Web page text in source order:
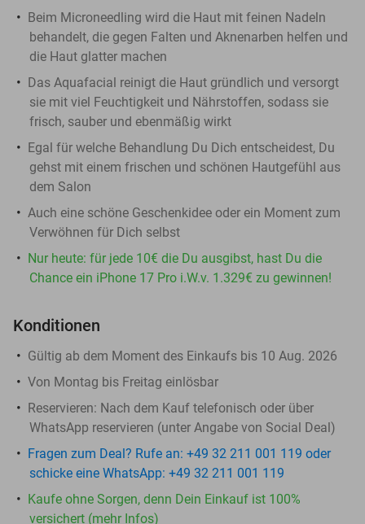
Beim Microneedling wird die Haut mit feinen Nadeln
behandelt, die gegen Falten und Aknenarben helfen und
die Haut glatter machen
Das Aquafacial reinigt die Haut gründlich und versorgt
sie mit viel Feuchtigkeit und Nährstoffen, sodass sie
frisch, sauber und ebenmäßig wirkt
Egal für welche Behandlung Du Dich entscheidest, Du
gehst mit einem frischen und schönen Hautgefühl aus
dem Salon
Auch eine schöne Geschenkidee oder ein Moment zum
Verwöhnen für Dich selbst
Nur heute: für jede 10€ die Du ausgibst, hast Du die
Chance ein iPhone 17 Pro i.W.v. 1.329€ zu gewinnen!
Konditionen
Gültig ab dem Moment des Einkaufs bis 10 Aug. 2026
Von Montag bis Freitag einlösbar
Reservieren: Nach dem Kauf telefonisch oder über
WhatsApp reservieren (unter Angabe von Social Deal)
Fragen zum Deal? Rufe an: +49 32 211 001 119 oder
schicke eine WhatsApp: +49 32 211 001 119
Kaufe ohne Sorgen, denn Dein Einkauf ist 100%
versichert (mehr Infos)